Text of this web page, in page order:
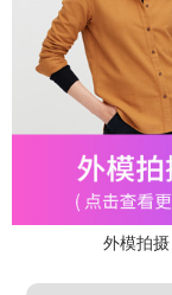
外模拍摄